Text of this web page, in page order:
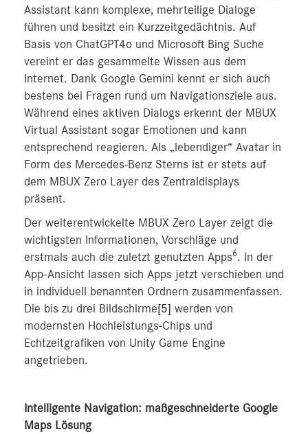
Assistant kann komplexe, mehrteilige Dialoge
führen und besitzt ein Kurzzeitgedächtnis. Auf
Basis von ChatGPT4o und Microsoft Bing Suche
vereint er das gesammelte Wissen aus dem
Internet. Dank Google Gemini kennt er sich auch
bestens bei Fragen rund um Navigationsziele aus.
Während eines aktiven Dialogs erkennt der MBUX
Virtual Assistant sogar Emotionen und kann
entsprechend reagieren. Als „lebendiger“ Avatar in
Form des Mercedes‑Benz Sterns ist er stets auf
dem MBUX Zero Layer des Zentraldisplays
präsent.
Der weiterentwickelte MBUX Zero Layer zeigt die
wichtigsten Informationen, Vorschläge und
erstmals auch die zuletzt genutzten Apps6. In der
App-Ansicht lassen sich Apps jetzt verschieben und
in individuell benannten Ordnern zusammenfassen.
Die bis zu drei Bildschirme[5] werden von
modernsten Hochleistungs-Chips und
Echtzeitgrafiken von Unity Game Engine
angetrieben.
Intelligente Navigation: maßgeschneiderte Google
Maps Lösung